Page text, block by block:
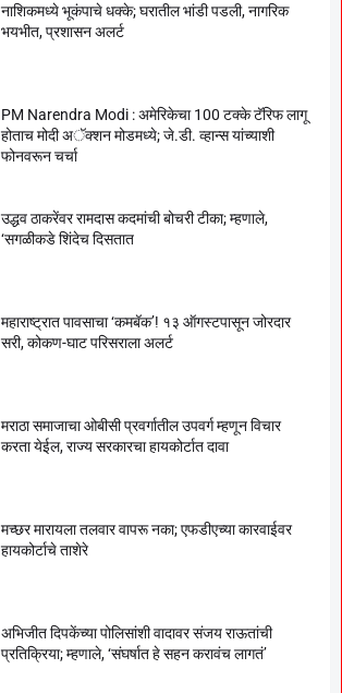
नाशिकमध्ये भूकंपाचे धक्के; घरातील भांडी पडली, नागरिक
भयभीत, प्रशासन अलर्ट
PM Narendra Modi : अमेरिकेचा 100 टक्के टॅरिफ लागू
होताच मोदी अॅक्शन मोडमध्ये; जे.डी. व्हान्स यांच्याशी
फोनवरून चर्चा
उद्धव ठाकरेंवर रामदास कदमांची बोचरी टीका; म्हणाले,
‘सगळीकडे शिंदेच दिसतात
महाराष्ट्रात पावसाचा ‘कमबॅक’! १३ ऑगस्टपासून जोरदार
सरी, कोकण-घाट परिसराला अलर्ट
मराठा समाजाचा ओबीसी प्रवर्गातील उपवर्ग म्हणून विचार
करता येईल, राज्य सरकारचा हायकोर्टात दावा
मच्छर मारायला तलवार वापरू नका; एफडीएच्या कारवाईवर
हायकोर्टाचे ताशेरे
अभिजीत दिपकेंच्या पोलिसांशी वादावर संजय राऊतांची
प्रतिक्रिया; म्हणाले, ‘संघर्षात हे सहन करावंच लागतं’